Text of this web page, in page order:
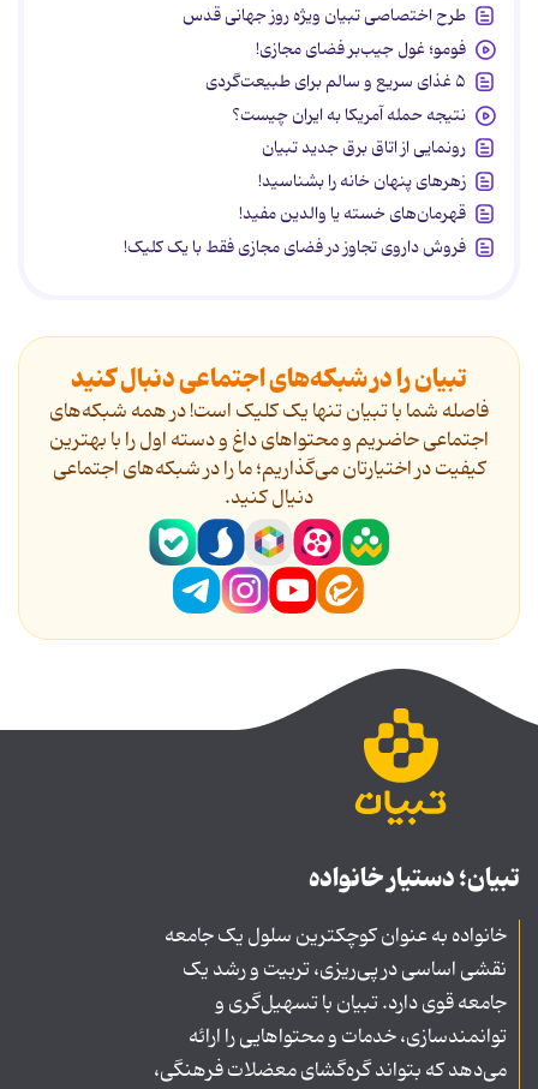
طرح اختصاصی تبیان ویژه روز جهانی قدس
فومو؛ غول جیب‌بر فضای مجازی!
۵ غذای سریع و سالم برای طبیعت‌گردی
نتیجه حمله آمریکا به ایران چیست؟
رونمایی از اتاق برق جدید تبیان
زهرهای پنهان خانه را بشناسید!
قهرمان‌های خسته یا والدین مفید!
فروش داروی تجاوز در فضای مجازی فقط با یک کلیک!
تبیان را در شبکه‌های اجتماعی دنبال کنید
فاصله شما با تبیان تنها یک کلیک است! در همه شبکه‌های
اجتماعی حاضریم و محتواهای داغ و دسته اول را با بهترین
کیفیت در اختیارتان می‌گذاریم؛ ما را در شبکه‌های اجتماعی
دنیال کنید.
تبیان؛ دستیار خانواده
خانواده به عنوان کوچکترین سلول یک جامعه
نقشی اساسی در پی‌ریزی، تربیت و رشد یک
جامعه قوی دارد. تبیان با تسهیل‌گری و
توانمندسازی، خدمات و محتواهایی را ارائه
می‌دهد که بتواند گره‌گشای معضلات فرهنگی،